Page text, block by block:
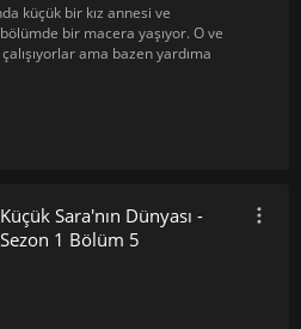
küçük bir kız annesi ve
bir macera yaşıyor. O ve
ama bazen yardıma
Küçük Sara'nın Dünyası -
Sezon 1 Bölüm 5